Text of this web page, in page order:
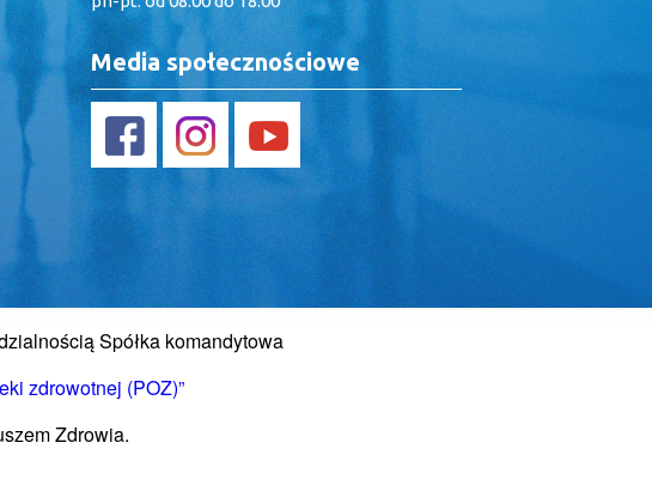
Media społecznościowe
Spółka komandytowa
zdrowotnej (POZ)”
Zdrowia.